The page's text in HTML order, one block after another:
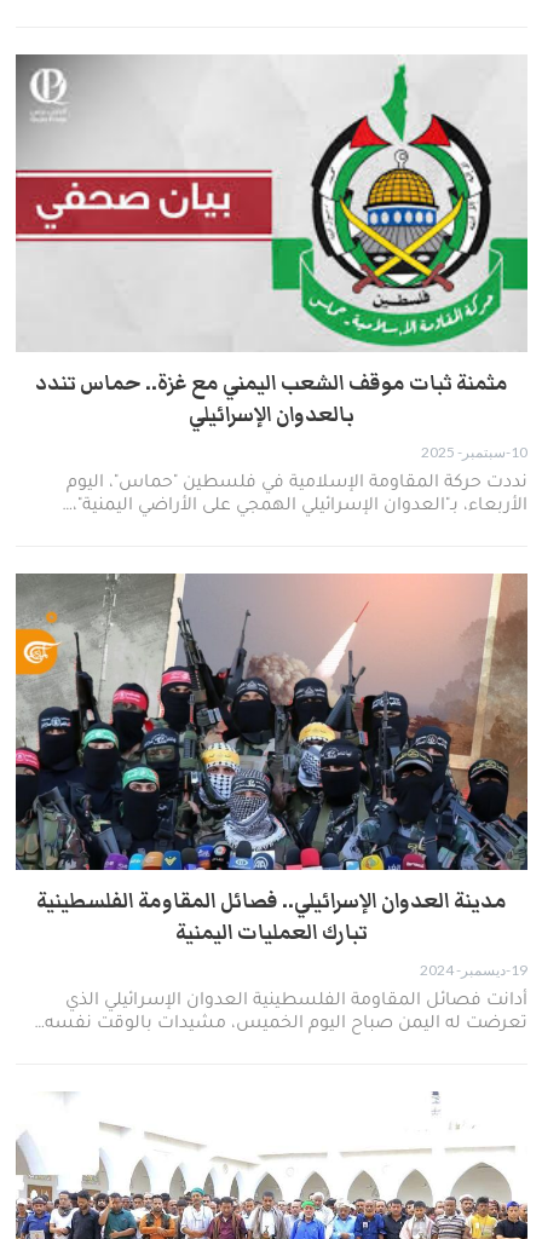
مثمنة ثبات موقف الشعب اليمني مع غزة.. حماس تندد
بالعدوان الإسرائيلي
10-سبتمبر- 2025
نددت حركة المقاومة الإسلامية في فلسطين "حماس"، اليوم
الأربعاء، بـ"العدوان الإسرائيلي الهمجي على الأراضي اليمنية"،…
مدينة العدوان الإسرائيلي.. فصائل المقاومة الفلسطينية
تبارك العمليات اليمنية
19-ديسمبر- 2024
أدانت فصائل المقاومة الفلسطينية العدوان الإسرائيلي الذي
تعرضت له اليمن صباح اليوم الخميس، مشيدات بالوقت نفسه…